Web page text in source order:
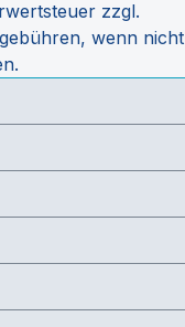
zzgl.
wenn nicht